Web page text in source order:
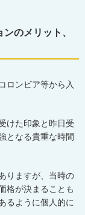
のメリット、
ロンビア等から入
けた印象と昨日受
となる貴重な時間
りますが、当時の
格が決まることも
るように個人的に